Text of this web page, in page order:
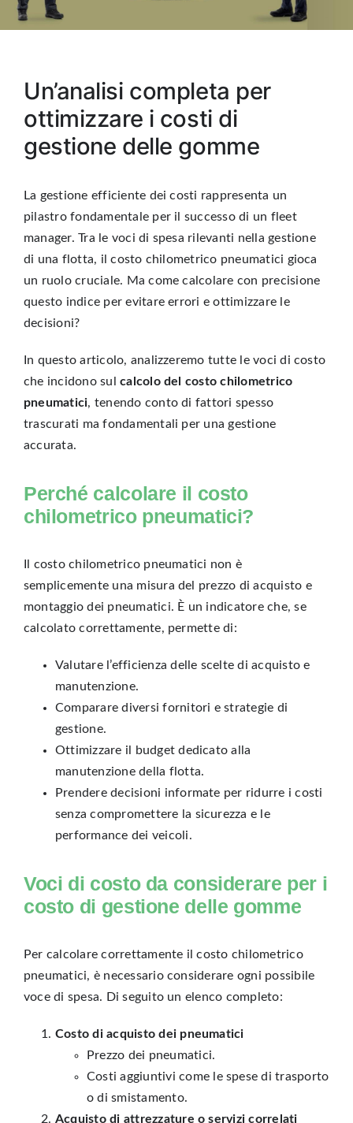
Un’analisi completa per
ottimizzare i costi di
gestione delle gomme
La gestione efficiente dei costi rappresenta un
pilastro fondamentale per il successo di un fleet
manager. Tra le voci di spesa rilevanti nella gestione
di una flotta, il costo chilometrico pneumatici gioca
un ruolo cruciale. Ma come calcolare con precisione
questo indice per evitare errori e ottimizzare le
decisioni?
In questo articolo, analizzeremo tutte le voci di costo
che incidono sulcalcolo del costo chilometrico
pneumatici, tenendo conto di fattori spesso
trascurati ma fondamentali per una gestione
accurata.
Perché calcolare il costo
chilometrico pneumatici?
Il costo chilometrico pneumatici non è
semplicemente una misura del prezzo di acquisto e
montaggio dei pneumatici. È un indicatore che, se
calcolato correttamente, permette di:
Valutare l’efficienza delle scelte di acquisto e
manutenzione.
Comparare diversi fornitori e strategie di
gestione.
Ottimizzare il budget dedicato alla
manutenzione della flotta.
Prendere decisioni informate per ridurre i costi
senza compromettere la sicurezza e le
performance dei veicoli.
Voci di costo da considerare per i
costo di gestione delle gomme
Per calcolare correttamente il costo chilometrico
pneumatici, è necessario considerare ogni possibile
voce di spesa. Di seguito un elenco completo:
Costo di acquisto dei pneumatici
Prezzo dei pneumatici.
Costi aggiuntivi come le spese di trasporto
o di smistamento.
Acquisto di attrezzature o servizi correlati